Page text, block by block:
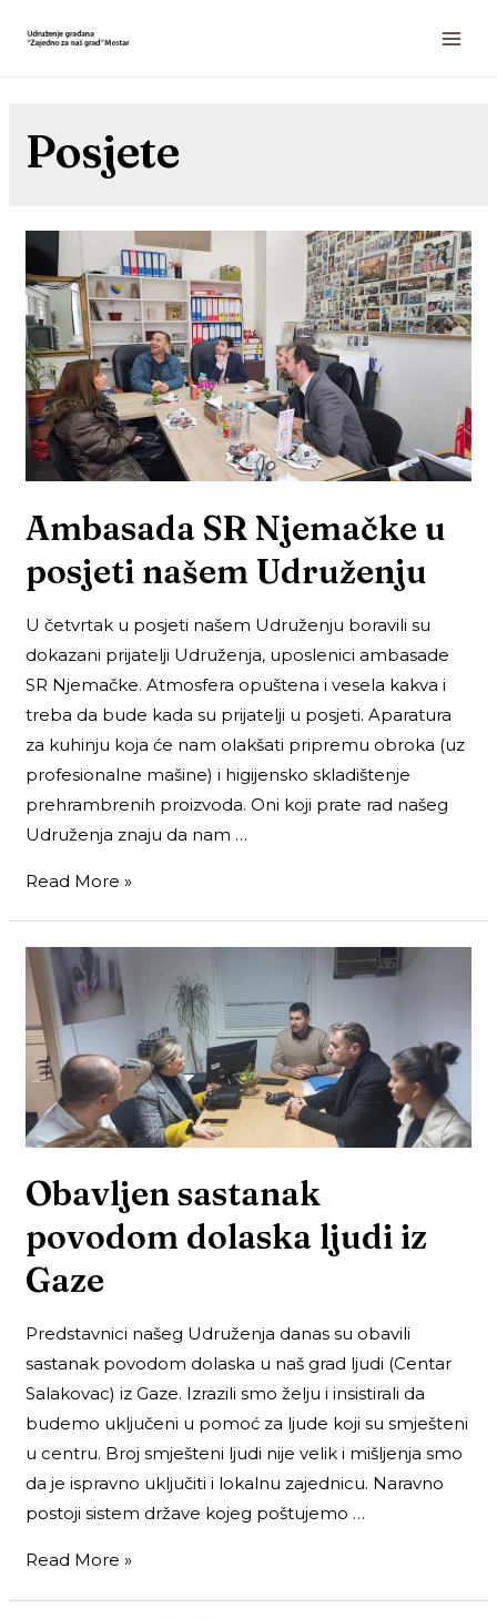
Posjete
Ambasada SR Njemačke u
posjeti našem Udruženju
U četvrtak u posjeti našem Udruženju boravili su
dokazani prijatelji Udruženja, uposlenici ambasade
SR Njemačke. Atmosfera opuštena i vesela kakva i
treba da bude kada su prijatelji u posjeti. Aparatura
za kuhinju koja će nam olakšati pripremu obroka (uz
profesionalne mašine) i higijensko skladištenje
prehrambrenih proizvoda. Oni koji prate rad našeg
Udruženja znaju da nam …
Read More »
Obavljen sastanak
povodom dolaska ljudi iz
Gaze
Predstavnici našeg Udruženja danas su obavili
sastanak povodom dolaska u naš grad ljudi (Centar
Salakovac) iz Gaze. Izrazili smo želju i insistirali da
budemo uključeni u pomoć za ljude koji su smješteni
u centru. Broj smješteni ljudi nije velik i mišljenja smo
da je ispravno uključiti i lokalnu zajednicu. Naravno
postoji sistem države kojeg poštujemo …
Read More »